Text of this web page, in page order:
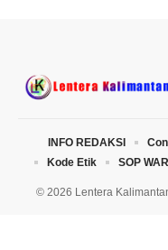
© 2026 Lentera
INFO REDAKSI
Kode Etik
SOP